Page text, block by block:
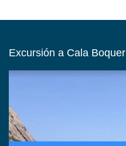
Excursión a Cala Boquer